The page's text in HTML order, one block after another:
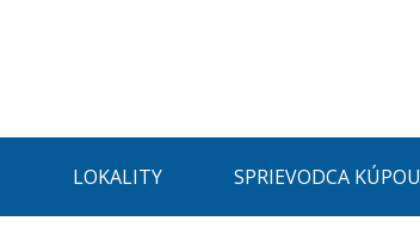
LOKALITY SPRIEVODCA KÚPOU